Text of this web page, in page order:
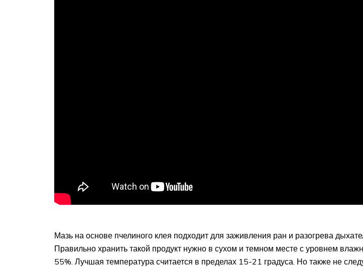
Мазь на основе пчелиного клея подходит для заживления ран и разогрева
Правильно хранить такой продукт нужно в сухом и темном месте с уровнем
55%. Лучшая температура считается в пределах 15-21 градуса. Но также не